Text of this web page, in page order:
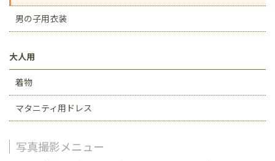
男の子用衣装
大人用
着物
マタニティ用ドレス
写真撮影メニュー